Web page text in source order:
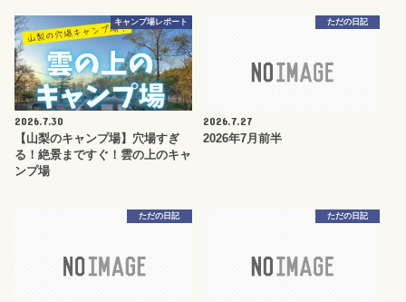
キャンプ場レポート
2026.7.30
【山梨のキャンプ場】穴場すぎ
る！絶景まですぐ！雲の上のキャ
ンプ場
ただの日記
2026.7.27
2026年7月前半
ただの日記 ただの日記